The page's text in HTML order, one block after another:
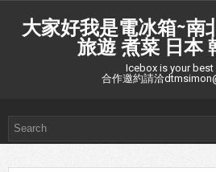
大家好我是電冰箱~南
旅遊 煮菜 日本
Icebox is your
合作邀約請洽